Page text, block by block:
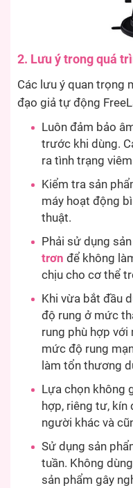
2. Lưu ý trong quá
Các lưu ý quan trọng
đạo giả tự động
Luôn đảm bảo
trước khi dùng.
ra tình trạng
Kiểm tra sản
máy hoạt động
thuật.
Phải sử dụng
trơn để không
chịu cho cơ thể
Khi vừa bắt đầu
độ rung ở mức
rung phù hợp với
mức độ rung
làm tổn thương
Lựa chọn không
hợp, riêng tư, kín
người khác và
Sử dụng sản
tuần. Không
sản phẩm gây